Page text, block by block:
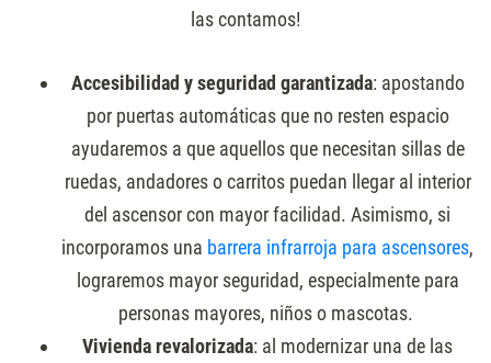
las contamos!
Accesibilidad y seguridad garantizada: apostando
por puertas automáticas que no resten espacio
ayudaremos a que aquellos que necesitan sillas de
ruedas, andadores o carritos puedan llegar al interior
del ascensor con mayor facilidad. Asimismo, si
incorporamos una barrera infrarroja para ascensores,
lograremos mayor seguridad, especialmente para
personas mayores, niños o mascotas.
Vivienda revalorizada: al modernizar una de las